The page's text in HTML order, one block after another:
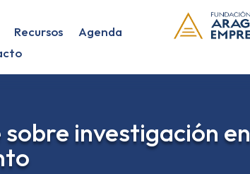
Recursos
Agenda
investigación en